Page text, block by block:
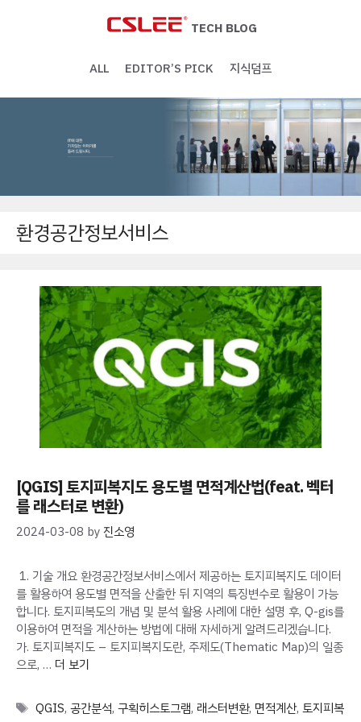
TECH BLOG
ALL EDITOR’S PICK 지식덤프
환경공간정보서비스
[QGIS] 토지피복지도 용도별 면적계산법(feat. 벡터
를 래스터로 변환)
2024-03-08 by 진소영
1. 기술 개요 환경공간정보서비스에서 제공하는 토지피복지도 데이터
를 활용하여 용도별 면적을 산출한 뒤 지역의 특징변수로 활용이 가능
합니다. 토지피복도의 개념 및 분석 활용 사례에 대한 설명 후, Q-gis를
이용하여 면적을 계산하는 방법에 대해 자세하게 알려드리겠습니다.
가. 토지피복지도 – 토지피복지도란, 주제도(Thematic Map)의 일종
으로, … 더 보기
Tags
QGIS, 공간분석, 구획히스토그램, 래스터변환, 면적계산, 토지피복